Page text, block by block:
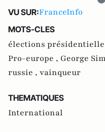
VU SUR:FranceInfo
MOTS-CLES
élections
Pro-europe , George
russie , vainqueur
THEMATIQUES
International